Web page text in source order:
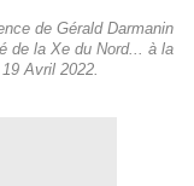
de Gérald Darmanin
de la Xe du Nord... à la
Avril 2022.